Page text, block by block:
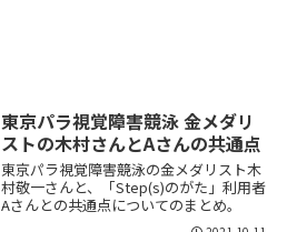
東京パラ視覚障害競泳 金メダリ
ストの木村さんとAさんの共通点
東京パラ視覚障害競泳の金メダリスト木
村敬一さんと、「Step(s)のがた」利用者
Aさんとの共通点についてのまとめ。